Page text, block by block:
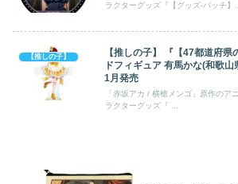
ラクターグッズ『【グッズ-バッチ】...
【推しの子】
【推しの子】 『【47都道府
ドフィギュア 有馬かな(和歌
1月発売
「赤坂アカ / 横槍メンゴ」原作のア